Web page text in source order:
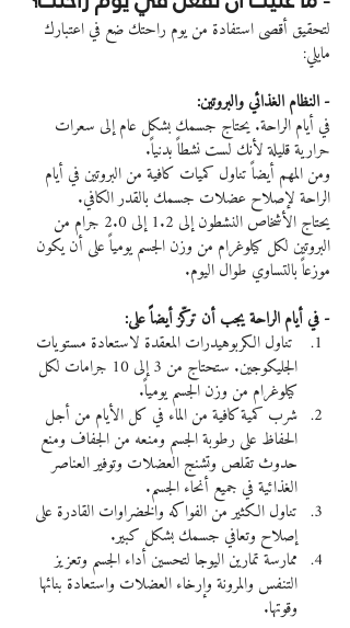
لتحقيق أقصى استفادة من يوم راحتك ضع في اعتبارك
مايلي:
- النظام الغذائي والبروتين:
في أيام الراحة. يحتاج جسمك بشكل عام إلى سعرات
حرارية قليلة لأنك لست نشطاً بدنياً.
ومن المهم أيضاً تناول كميات كافية من البروتين في أيام
الراحة لإصلاح عضلات جسمك بالقدر الكافي.
يحتاج الأشخاص النشطون إلى 1.2 إلى 2.0 جرام من
البروتين لكل كيلوغرام من وزن الجسم يومياً على أن يكون
موزعاً بالتساوي طوال اليوم.
- في أيام الراحة يجب أن تركّز أيضاً على:
تناول الكربوهيدرات المعقدة لاستعادة مستويات
الجليكوجين. ستحتاج من 3 إلى 10 جرامات لكل
كيلوغرام من وزن الجسم يومياً.
شرب كمية كافية من الماء في كل الأيام من أجل
الحفاظ على رطوبة الجسم ومنعه من الجفاف ومنع
حدوث تقلص وتشنج العضلات وتوفير العناصر
الغذائية في جميع أنحاء الجسم.
تناول الكثير من الفواكه والخضراوات القادرة على
إصلاح وتعافي جسمك بشكل كبير.
ممارسة تمارين اليوجا لتحسين أداء الجسم وتعزيز
التنفس والمرونة وإرخاء العضلات واستعادة بنائها
وقوتها.